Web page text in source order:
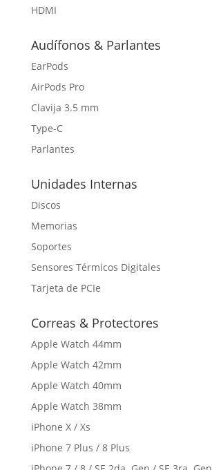
HDMI
Audífonos & Parlantes
EarPods
AirPods Pro
Clavija 3.5 mm
Type-C
Parlantes
Unidades Internas
Discos
Memorias
Soportes
Sensores Térmicos Digitales
Tarjeta de PCIe
Correas & Protectores
Apple Watch 44mm
Apple Watch 42mm
Apple Watch 40mm
Apple Watch 38mm
iPhone X / Xs
iPhone 7 Plus / 8 Plus